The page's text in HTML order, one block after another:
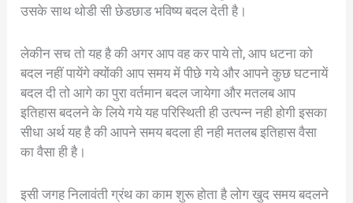
उसके साथ थोडी सी छेडछाड भविष्य बदल देती है।
लेकीन सच तो यह है की अगर आप वह कर पाये तो, आप धटना को
बदल नहीं पायेंगे क्योंकी आप समय में पीछे गये और आपने कुछ घटनायें
बदल दी तो आगे का पुरा वर्तमान बदल जायेगा और मतलब आप
इतिहास बदलने के लिये गये यह परिस्थिती ही उत्पन्न नही होगी इसका
सीधा अर्थ यह है की आपने समय बदला ही नही मतलब इतिहास वैसा
का वैसा ही है।
इसी जगह निलावंती ग्रंथ का काम शुरू होता है लोग खुद समय बदलने